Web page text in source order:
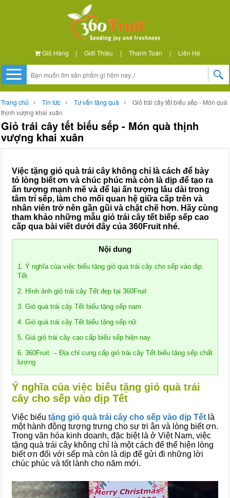
Giỏ Hàng | Giới Thiệu | Thanh Toán | Liên Hệ
Trang chủ Tin tức Tư vấn tặng quà
Giỏ trái cây tết biếu sếp - Món quà
thịnh vượng khai xuân
Giỏ trái cây tết biếu sếp - Món quà thịnh
vượng khai xuân
Việc tặng giỏ quà trái cây không chỉ là cách để bày
tỏ lòng biết ơn và chúc phúc mà còn là dịp để tạo ra
ấn tượng mạnh mẽ và để lại ấn tượng lâu dài trong
tâm trí sếp, làm cho mối quan hệ giữa cấp trên và
nhân viên trở nên gần gũi và chặt chẽ hơn. Hãy cùng
tham khảo những mẫu giỏ trái cây tết biếp sếp cao
cấp qua bài viết dưới đây của 360Fruit nhé.
Nội dung
1. Ý nghĩa của việc biếu tặng giỏ quà trái cây cho sếp vào dịp
Tết
2. Hình ảnh giỏ trái cây Tết đẹp tại 360Fruit
3. Giỏ quà trái cây Tết biếu tặng sếp nam
4. Giỏ quà trái cây Tết biếu tặng sếp nữ
5. Giá giỏ trái cây cao cấp biếu sếp hiện nay
6. 360Fruit – Địa chỉ cung cấp giỏ trái cây Tết biếu tặng sếp chất
lượng
Ý nghĩa của việc biếu tặng giỏ quà trái
cây cho sếp vào dịp Tết
Việc biếu tặng giỏ quà trái cây cho sếp vào dịp Tết là
một hành động tượng trưng cho sự tri ân và lòng biết ơn.
Trong văn hóa kinh doanh, đặc biệt là ở Việt Nam, việc
tặng quà trái cây không chỉ là một cách để thể hiện lòng
biết ơn đối với sếp mà còn là dịp để gửi đi những lời
chúc phúc và tốt lành cho năm mới.